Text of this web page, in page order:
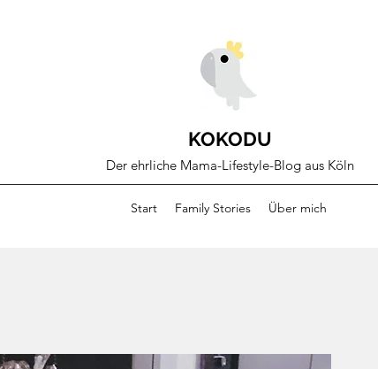
KOKODU
Der ehrliche Mama-Lifestyle-Blog aus Köln
Start Family Stories Über mich